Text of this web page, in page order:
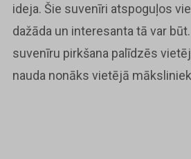
ideja. Šie suvenīri atspoguļos
dažāda un interesanta tā var
suvenīru pirkšana palīdzēs
nauda nonāks vietējā